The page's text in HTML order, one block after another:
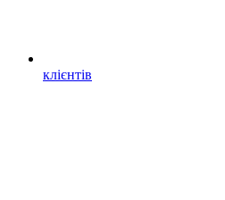
клієнтів